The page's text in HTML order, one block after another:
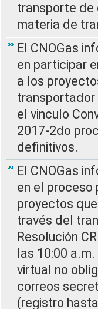
transporte de
materia de
El CNOGas
en participar
a los
transportador
el vinculo
2017-2do
definitivos.
El CNOGas
en el proceso
proyectos
través del
Resolución
las 10:00
virtual no
correos
(registro